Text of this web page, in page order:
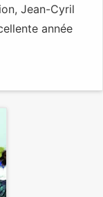
Jean-Cyril
année